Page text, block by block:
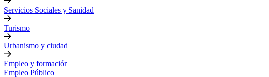
Servicios Sociales y Sanidad
Turismo
Urbanismo y ciudad
Empleo y formación
Empleo Público